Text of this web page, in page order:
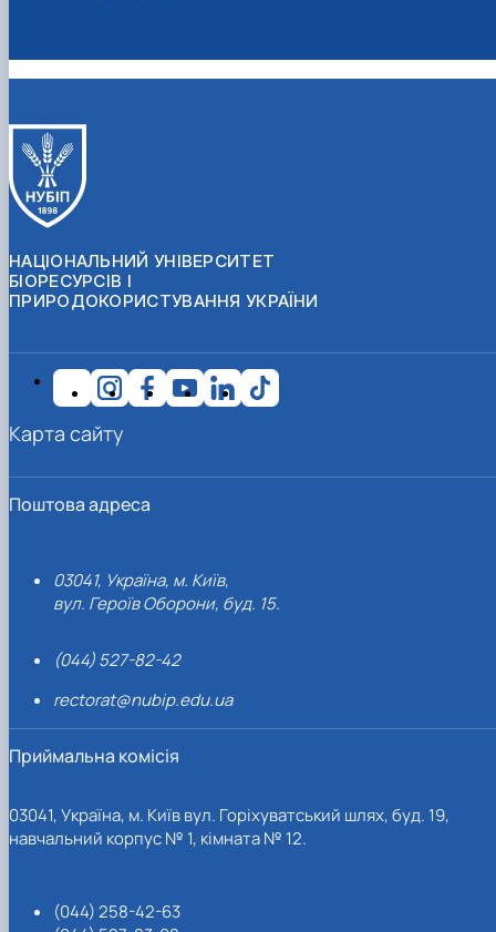
НАЦІОНАЛЬНИЙ УНІВЕРСИТЕТ
БІОРЕСУРСІВ І
ПРИРОДОКОРИСТУВАННЯ УКРАЇНИ
Поштова адреса
03041, Україна, м. Київ,
вул. Героїв Оборони, буд. 15.
(044) 527-82-42
rectorat@nubip.edu.ua
Приймальна комісія
03041, Україна, м. Київ вул. Горіхуватський шлях, буд. 19,
навчальний корпус № 1, кімната № 12.
(044) 258-42-63
Карта сайту